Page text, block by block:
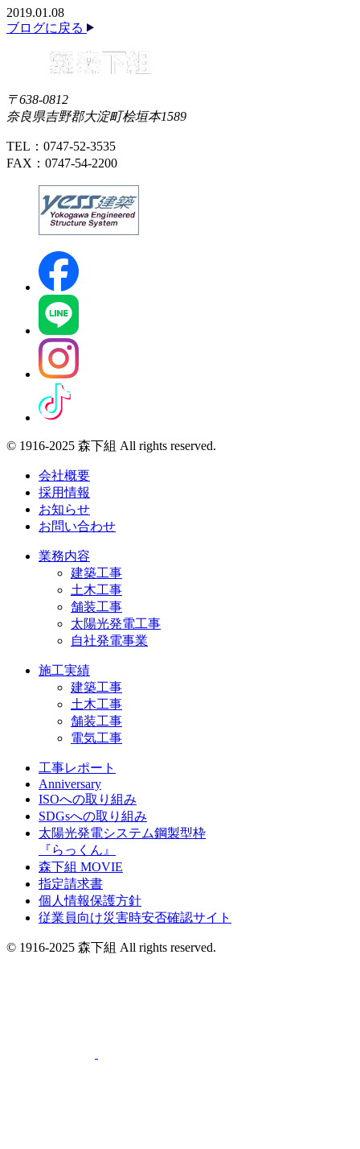
2019.01.08
ブログに戻る
〒638-0812
奈良県吉野郡大淀町桧垣本1589
TEL：0747-52-3535
FAX：0747-54-2200
© 1916-2025 森下組 All rights reserved.
会社概要
採用情報
お知らせ
お問い合わせ
業務内容
建築工事
土木工事
舗装工事
太陽光発電工事
自社発電事業
施工実績
建築工事
土木工事
舗装工事
電気工事
工事レポート
Anniversary
ISOへの取り組み
SDGsへの取り組み
太陽光発電システム鋼製型枠
『らっくん』
森下組 MOVIE
指定請求書
個人情報保護方針
従業員向け災害時安否確認サイト
© 1916-2025 森下組 All rights reserved.